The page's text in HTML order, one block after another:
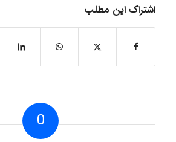
اشتراک این مطلب
0